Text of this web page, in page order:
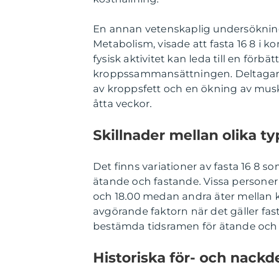
En annan vetenskaplig
Metabolism, visade att fasta 16 8 i
fysisk aktivitet kan leda till en
kroppssammansättningen.
av kroppsfett och en ökning av
åtta veckor.
Skillnader mellan olika
Det finns variationer av fasta 16 8
ätande och fastande. Vissa
och 18.00 medan andra äter mellan
avgörande faktorn när det gäller
bestämda tidsramen för ätande
Historiska för- och